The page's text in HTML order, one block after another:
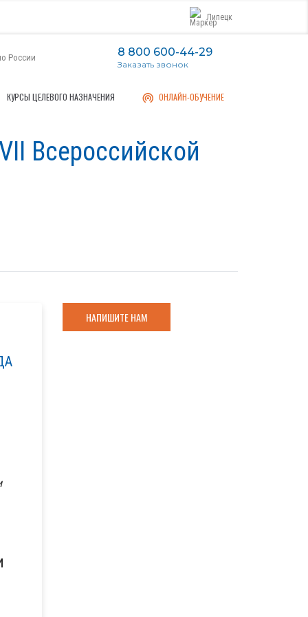
Липецк
России 8 800 600-44-29
Заказать звонок
КУРСЫ ЦЕЛЕВОГО НАЗНАЧЕНИЯ ОНЛАЙН-ОБУЧЕНИЕ
Всероссийской
НАПИШИТЕ НАМ